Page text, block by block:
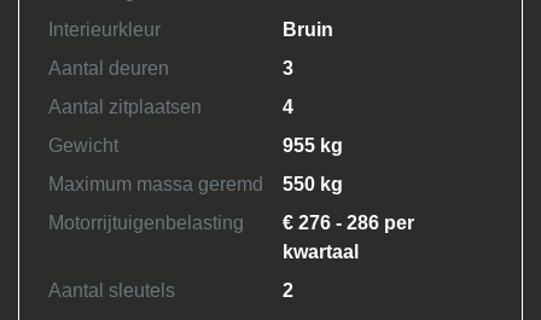
Interieurkleur
Bruin
Aantal deuren
3
Aantal zitplaatsen
4
Gewicht
955 kg
Maximum massa geremd
550 kg
Motorrijtuigenbelasting
€ 276 - 286 per
kwartaal
Aantal sleutels
2